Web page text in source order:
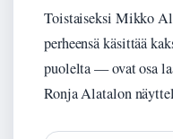
Toistaiseksi Mikko
perheensä käsittää
puolelta — ovat osa
Ronja Alatalon